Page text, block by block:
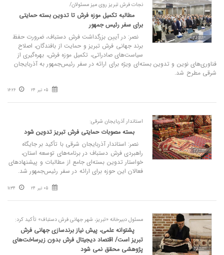
نجات فرش تبریز روی میز مسئولان/
مطالبه تکمیل موزه فرش تا تدوین بسته حمایتی
برای سفر رئیس‌ جمهور
نصر: در آیین بزرگداشت فرش دستباف، ضرورت حفظ
برند جهانی فرش تبریز و حمایت از بافندگان، اصلاح
سیاست‌های صادراتی، تکمیل موزه فرش، بهره‌گیری از
فناوری‌های نوین و تدوین بسته‌ای ویژه برای ارائه در سفر رئیس‌جمهور به آذربایجان
شرقی مطرح شد.
05 تیر 24 16:26
استاندار آذربایجان شرقی:
بسته مصوبات حمایتی فرش تبریز تدوین شود
نصر: استاندار آذربایجان شرقی با تأکید بر جایگاه
راهبردی فرش دستباف در برنامه‌های توسعه استان،
خواستار تدوین بسته‌ای جامع از مطالبات و پیشنهادهای
فعالان این حوزه برای ارائه در سفر رئیس‌جمهور شد.
05 تیر 24 11:34
مسئول دبیرخانه «تبریز، شهر جهانی فرش دستباف» تأکید کرد:
پشتوانه علمی، پیش‌ نیاز برندسازی جهانی فرش
تبریز است/ اقتصاد دیجیتال فرش بدون زیرساخت‌های
پژوهشی محقق نمی‌ شود